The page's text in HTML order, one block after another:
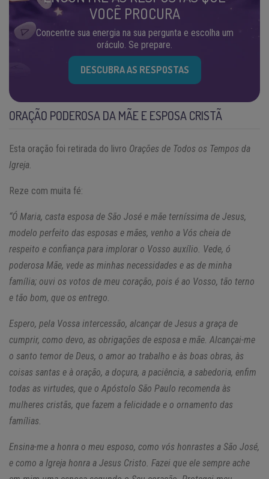
VOCÊ PROCURA
Concentre sua energia na sua pergunta e escolha um
oráculo. Se prepare.
DESCUBRA AS RESPOSTAS
ORAÇÃO PODEROSA DA MÃE E ESPOSA CRISTÃ
Esta oração foi retirada do livro Orações de Todos os Tempos da
Igreja.
Reze com muita fé:
“Ó Maria, casta esposa de São José e mãe terníssima de Jesus,
modelo perfeito das esposas e mães, venho a Vós cheia de
respeito e confiança para implorar o Vosso auxílio. Vede, ó
poderosa Mãe, vede as minhas necessidades e as de minha
família; ouvi os votos de meu coração, pois é ao Vosso, tão terno
e tão bom, que os entrego.
Espero, pela Vossa intercessão, alcançar de Jesus a graça de
cumprir, como devo, as obrigações de esposa e mãe. Alcançai-me
o santo temor de Deus, o amor ao trabalho e às boas obras, às
coisas santas e à oração, a doçura, a paciência, a sabedoria, enfim
todas as virtudes, que o Apóstolo São Paulo recomenda às
mulheres cristãs, que fazem a felicidade e o ornamento das
famílias.
Ensina-me a honra o meu esposo, como vós honrastes a São José,
e como a Igreja honra a Jesus Cristo. Fazei que ele sempre ache